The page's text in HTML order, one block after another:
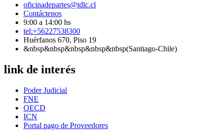
oficinadepartes@tdlc.cl
Contáctenos
9:00 a 14:00 hs
tel:+56227538300
Huérfanos 670, Piso 19
&nbsp&nbsp&nbsp&nbsp&nbsp(Santiago-Chile)
link de interés
Poder Judicial
FNE
OECD
ICN
Portal pago de Proveedores